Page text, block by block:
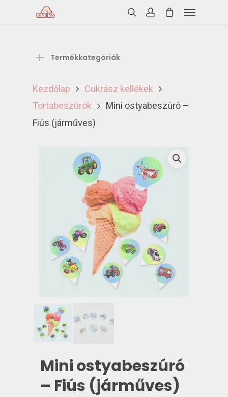
Termékkategóriák
Kezdőlap
Cukrász kellékek
Tortabeszúrók
Mini ostyabeszúró –
Fiús (járműves)
Mini ostyabeszúró
– Fiús (járműves)